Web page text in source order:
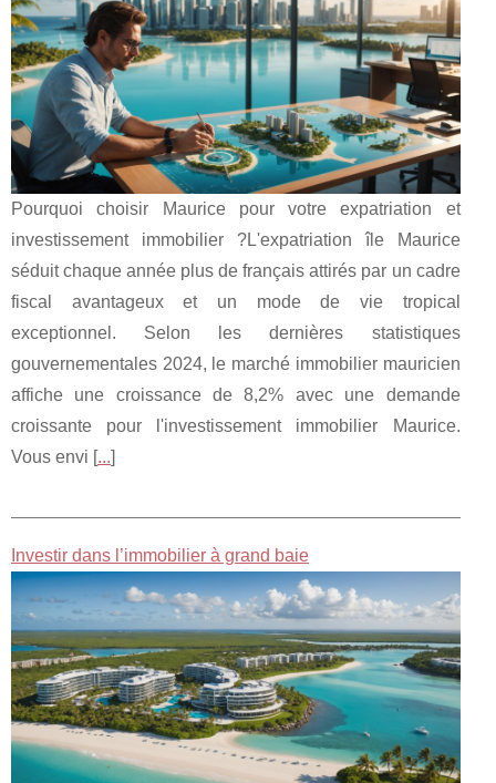
Pourquoi choisir Maurice pour votre expatriation et
investissement immobilier ?L'expatriation île Maurice
séduit chaque année plus de français attirés par un cadre
fiscal avantageux et un mode de vie tropical
exceptionnel. Selon les dernières statistiques
gouvernementales 2024, le marché immobilier mauricien
affiche une croissance de 8,2% avec une demande
croissante pour l'investissement immobilier Maurice.
Vous envi [...]
Investir dans l’immobilier à grand baie